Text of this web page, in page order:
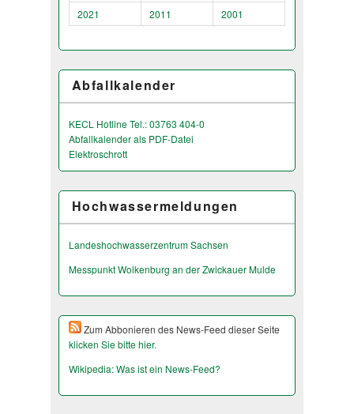
2021
2011 2001
Abfallkalender
KECL Hotline Tel.: 03763 404-0
Abfallkalender als PDF-Datei
Elektroschrott
Hochwassermeldungen
Landeshochwas­serzentrum Sachsen
Messpunkt Wolkenburg an der Zwickauer Mulde
Zum Abbonieren des News-Feed dieser Seite
klicken Sie bitte hier.
Wikipedia: Was ist ein News-Feed?